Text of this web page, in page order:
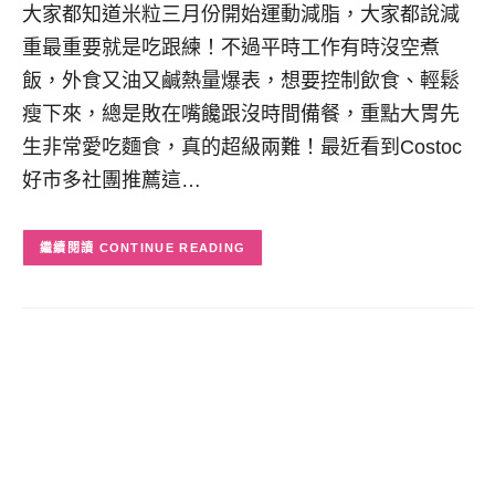
大家都知道米粒三月份開始運動減脂，大家都說減
重最重要就是吃跟練！不過平時工作有時沒空煮
飯，外食又油又鹹熱量爆表，想要控制飲食、輕鬆
瘦下來，總是敗在嘴饞跟沒時間備餐，重點大胃先
生非常愛吃麵食，真的超級兩難！最近看到Costoc
好市多社團推薦這…
CONTINUE READING